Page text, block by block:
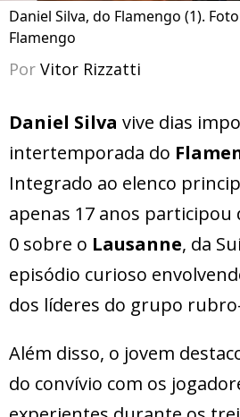
Daniel Silva, do Flamengo (1).
Flamengo
Por Vitor Rizzatti
Daniel Silva vive dias
intertemporada do
Integrado ao elenco
apenas 17 anos participou
0 sobre o Lausanne, da
episódio curioso
dos líderes do grupo
Além disso, o jovem
do convívio com os